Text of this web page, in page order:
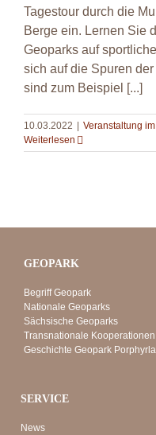
Tagestour durch die
Berge ein. Lernen Sie
Geoparks auf
sich auf die Spuren
sind zum Beispiel [...]
10.03.2022 | Veranstaltung
Weiterlesen
GEOPARK
Begriff Geopark
Nationale Geoparks
Sächsische Geoparks
Transnationale Kooperationen
Geschichte Geopark
SERVICE
News